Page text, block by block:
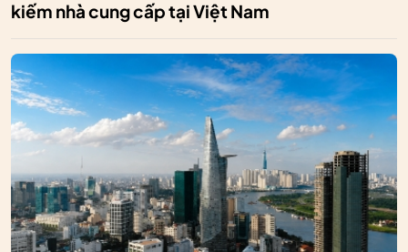
kiếm nhà cung cấp tại Việt Nam